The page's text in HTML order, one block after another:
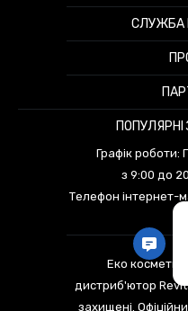
СЛУЖБА
Графік роботи:
з 9:00 до
Телефон інтернет-
Еко
дистриб'ютор
захищені.